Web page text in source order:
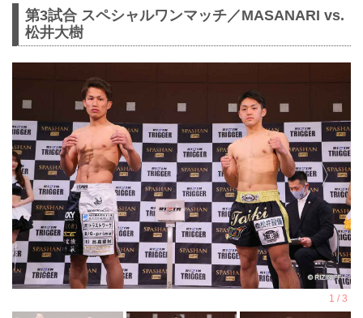
第3試合 スペシャルワンマッチ／MASANARI vs.
松井大樹